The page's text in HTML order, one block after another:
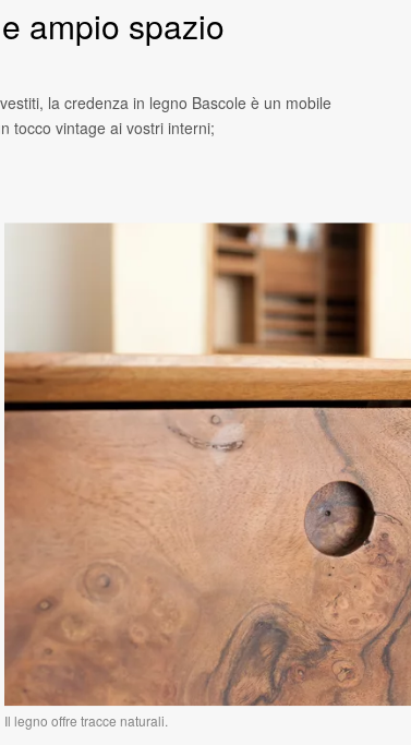
ampio spazio
la credenza in legno Bascole è un mobile
tocco vintage ai vostri interni;
Il legno offre tracce naturali.